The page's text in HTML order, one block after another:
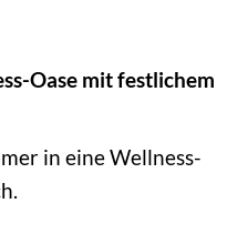
Oase mit festlichem
in eine Wellness-